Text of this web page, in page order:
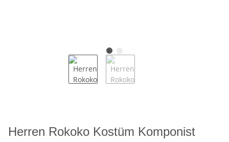
Herren Rokoko Kostüm Komponist